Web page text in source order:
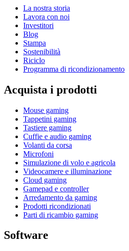
La nostra storia
Lavora con noi
Investitori
Blog
Stampa
Sostenibilità
Riciclo
Programma di ricondizionamento
Acquista i prodotti
Mouse gaming
Tappetini gaming
Tastiere gaming
Cuffie e audio gaming
Volanti da corsa
Microfoni
Simulazione di volo e agricola
Videocamere e illuminazione
Cloud gaming
Gamepad e controller
Arredamento da gaming
Prodotti ricondizionati
Parti di ricambio gaming
Software